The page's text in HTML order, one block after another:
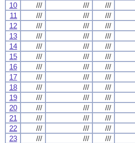
10
/// /// ///
11
/// /// ///
12
/// /// ///
13
/// /// ///
14
/// /// ///
15
/// /// ///
16
/// /// ///
17
/// /// ///
18
/// /// ///
19
/// /// ///
20
/// /// ///
21
/// /// ///
22
/// /// ///
23
/// /// ///